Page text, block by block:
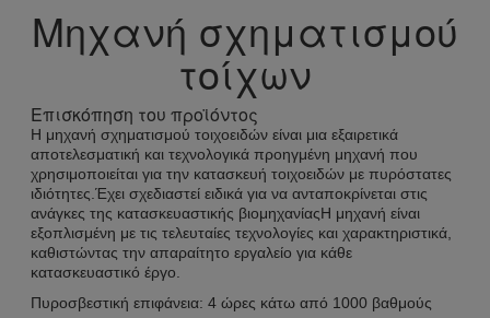
Μηχανή σχηματισμού
τοίχων
Επισκόπηση του προϊόντος
Η μηχανή σχηματισμού τοιχοειδών είναι μια εξαιρετικά
αποτελεσματική και τεχνολογικά προηγμένη μηχανή που
χρησιμοποιείται για την κατασκευή τοιχοειδών με πυρόστατες
ιδιότητες.Έχει σχεδιαστεί ειδικά για να ανταποκρίνεται στις
ανάγκες της κατασκευαστικής βιομηχανίαςΗ μηχανή είναι
εξοπλισμένη με τις τελευταίες τεχνολογίες και χαρακτηριστικά,
καθιστώντας την απαραίτητο εργαλείο για κάθε
κατασκευαστικό έργο.
Πυροσβεστική επιφάνεια: 4 ώρες κάτω από 1000 βαθμούς